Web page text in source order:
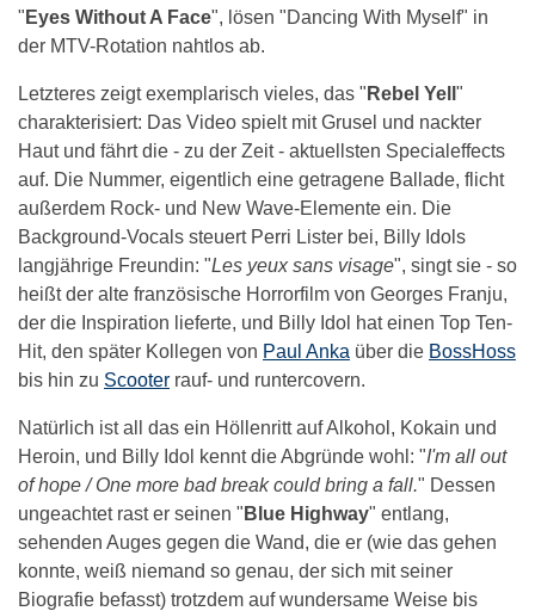
" Eyes Without A Face", lösen "Dancing With Myself" in
der MTV-Rotation nahtlos ab.
Letzteres zeigt exemplarisch vieles, das " Rebel Yell "
charakterisiert: Das Video spielt mit Grusel und nackter
Haut und fährt die - zu der Zeit - aktuellsten Specialeffects
auf. Die Nummer, eigentlich eine getragene Ballade, flicht
außerdem Rock- und New Wave-Elemente ein. Die
Background-Vocals steuert Perri Lister bei, Billy Idols
langjährige Freundin: "Les yeux sans visage", singt sie - so
heißt der alte französische Horrorfilm von Georges Franju,
der die Inspiration lieferte, und Billy Idol hat einen Top Ten-
Hit, den später Kollegen von Paul Anka über die BossHoss
bis hin zu Scooter rauf- und runtercovern.
Natürlich ist all das ein Höllenritt auf Alkohol, Kokain und
Heroin, und Billy Idol kennt die Abgründe wohl: "I'm all out
of hope / One more bad break could bring a fall." Dessen
ungeachtet rast er seinen " Blue Highway" entlang,
sehenden Auges gegen die Wand, die er (wie das gehen
konnte, weiß niemand so genau, der sich mit seiner
Biografie befasst) trotzdem auf wundersame Weise bis